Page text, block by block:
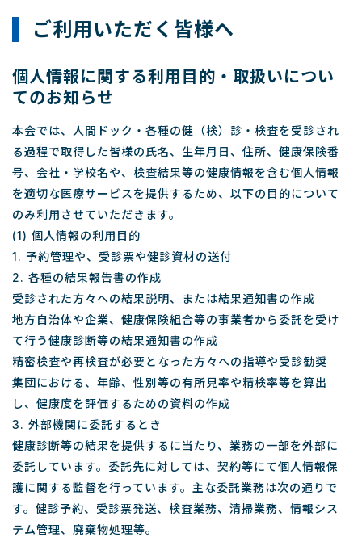
ご利用いただく皆様へ
個人情報に関する利用目的・取扱いについ
てのお知らせ
本会では、人間ドック・各種の健（検）診・検査を受診され
る過程で取得した皆様の氏名、生年月日、住所、健康保険番
号、会社・学校名や、検査結果等の健康情報を含む個人情報
を適切な医療サービスを提供するため、以下の目的について
のみ利用させていただきます。
(1) 個人情報の利用目的
1. 予約管理や、受診票や健診資材の送付
2. 各種の結果報告書の作成
受診された方々への結果説明、または結果通知書の作成
地方自治体や企業、健康保険組合等の事業者から委託を受け
て行う健康診断等の結果通知書の作成
精密検査や再検査が必要となった方々への指導や受診勧奨
集団における、年齢、性別等の有所見率や精検率等を算出
し、健康度を評価するための資料の作成
3. 外部機関に委託するとき
健康診断等の結果を提供するに当たり、業務の一部を外部に
委託しています。委託先に対しては、契約等にて個人情報保
護に関する監督を行っています。主な委託業務は次の通りで
す。健診予約、受診票発送、検査業務、清掃業務、情報シス
テム管理、廃棄物処理等。